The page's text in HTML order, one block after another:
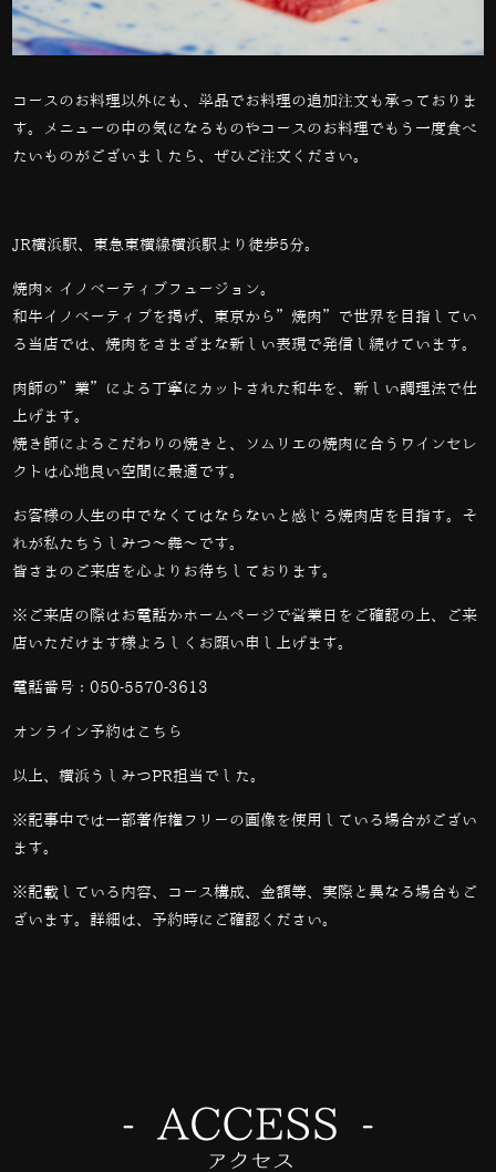
コースのお料理以外にも、単品でお料理の追加注文も承っておりま
す。メニューの中の気になるものやコースのお料理でもう一度食べ
たいものがございましたら、ぜひご注文ください。
JR横浜駅、東急東横線横浜駅より徒歩5分。
焼肉×イノベーティブフュージョン。
和牛イノベーティブを掲げ、東京から”焼肉”で世界を目指してい
る当店では、焼肉をさまざまな新しい表現で発信し続けています。
肉師の”業”による丁寧にカットされた和牛を、新しい調理法で仕
上げます。
焼き師によるこだわりの焼きと、ソムリエの焼肉に合うワインセレ
クトは心地良い空間に最適です。
お客様の人生の中でなくてはならないと感じる焼肉店を目指す。そ
れが私たちうしみつ～犇～です。
皆さまのご来店を心よりお待ちしております。
※ご来店の際はお電話かホームページで営業日をご確認の上、ご来
店いただけます様よろしくお願い申し上げます。
電話番号： 050-5570-3613
オンライン予約は こちら
以上、横浜うしみつPR担当でした。
※記事中では一部著作権フリーの画像を使用している場合がござい
ます。
※記載している内容、コース構成、金額等、実際と異なる場合もご
ざいます。詳細は、予約時にご確認ください。